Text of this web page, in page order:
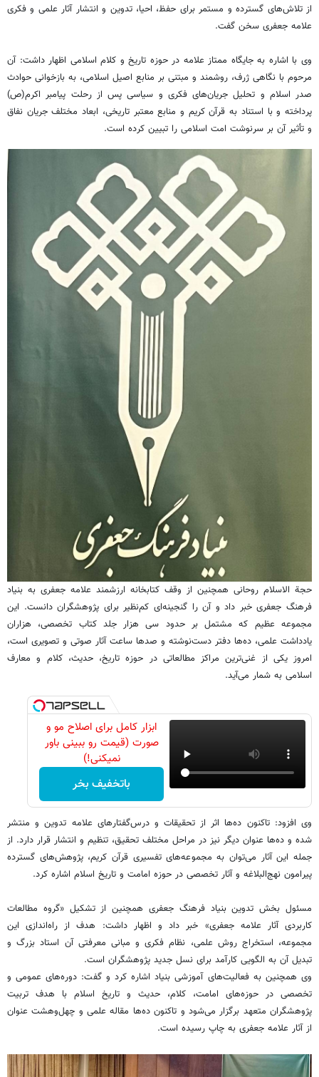
از تلاش‌های گسترده و مستمر برای حفظ، احیا، تدوین و انتشار آثار علمی و فکری
علامه جعفری سخن گفت.
وی با اشاره به جایگاه ممتاز علامه در حوزه تاریخ و کلام اسلامی اظهار داشت: آن
مرحوم با نگاهی ژرف، روشمند و مبتنی بر منابع اصیل اسلامی، به بازخوانی حوادث
صدر اسلام و تحلیل جریان‌های فکری و سیاسی پس از رحلت پیامبر اکرم(ص)
پرداخته و با استناد به قرآن کریم و منابع معتبر تاریخی، ابعاد مختلف جریان نفاق
و تأثیر آن بر سرنوشت امت اسلامی را تبیین کرده است.
حجة الاسلام روحانی همچنین از وقف کتابخانه ارزشمند علامه جعفری به بنیاد
فرهنگ جعفری خبر داد و آن را گنجینه‌ای کم‌نظیر برای پژوهشگران دانست. این
مجموعه عظیم که مشتمل بر حدود سی هزار جلد کتاب تخصصی، هزاران
یادداشت علمی، ده‌ها دفتر دست‌نوشته و صدها ساعت آثار صوتی و تصویری است،
امروز یکی از غنی‌ترین مراکز مطالعاتی در حوزه تاریخ، حدیث، کلام و معارف
اسلامی به شمار می‌آید.
ابزار کامل برای اصلاح مو و
صورت (قیمت رو ببینی باور
نمیکنی!)
باتخفیف بخر
وی افزود: تاکنون ده‌ها اثر از تحقیقات و درس‌گفتارهای علامه تدوین و منتشر
شده و ده‌ها عنوان دیگر نیز در مراحل مختلف تحقیق، تنظیم و انتشار قرار دارد. از
جمله این آثار می‌توان به مجموعه‌های تفسیری قرآن کریم، پژوهش‌های گسترده
پیرامون نهج‌البلاغه و آثار تخصصی در حوزه امامت و تاریخ اسلام اشاره کرد.
مسئول بخش تدوین بنیاد فرهنگ جعفری همچنین از تشکیل «گروه مطالعات
کاربردی آثار علامه جعفری» خبر داد و اظهار داشت: هدف از راه‌اندازی این
مجموعه، استخراج روش علمی، نظام فکری و مبانی معرفتی آن استاد بزرگ و
تبدیل آن به الگویی کارآمد برای نسل جدید پژوهشگران است.
وی همچنین به فعالیت‌های آموزشی بنیاد اشاره کرد و گفت: دوره‌های عمومی و
تخصصی در حوزه‌های امامت، کلام، حدیث و تاریخ اسلام با هدف تربیت
پژوهشگران متعهد برگزار می‌شود و تاکنون ده‌ها مقاله علمی و چهل‌وهشت عنوان
از آثار علامه جعفری به چاپ رسیده است.